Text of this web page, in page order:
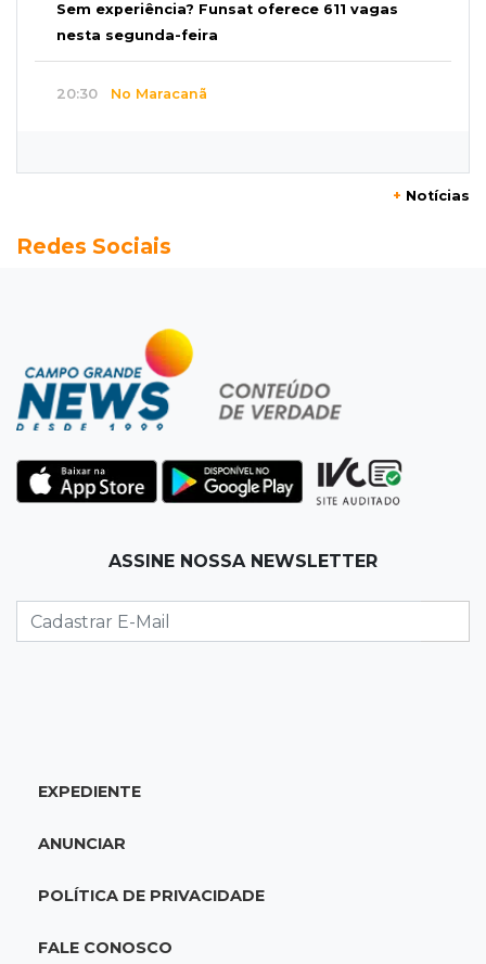
Sem experiência? Funsat oferece 611 vagas
nesta segunda-feira
20:30 No Maracanã
Seleções em MS têm salários de até R$ 8,2 mil;
Jardim Itatiaia
Vigia é amarrado durante roubo de carro e
dois caminhões em pátio
Corinthians vence Bragantino por 2 a 0 e sobe
para 7º no Brasileirão
Na Vila Belmiro
lugar no Brasileirão
18:33Em 2022
adolescente atropelada no Amazonas
Palmeiras e Inter ficam no 0 a 0 pela 22ª
+ Notícias
Redes Sociais
ASSINE NOSSA NEWSLETTER
EXPEDIENTE
ANUNCIAR
POLÍTICA DE PRIVACIDADE
FALE CONOSCO